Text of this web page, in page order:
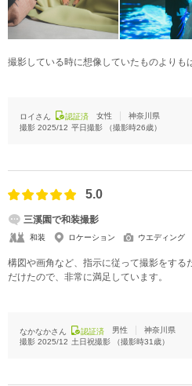
撮影している時に想像していたものよりも
ロイさん 認証済 女性
神奈川県
撮影 2025/12 平日撮影 （撮影時26歳）
5.0
三溪園で和装撮影
和装 ロケーション ウエディング
構図や画角など、指示に従って撮影をする
だけたので、非常に満足しています。
なかなかさん 認証済 男性
神奈川県
撮影 2025/12 土日祝撮影 （撮影時31 歳）